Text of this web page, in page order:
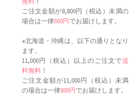
ご注文金額が8,800円（税込）未満の
場合は一律600円でお届けします。
※北海道・沖縄は、以下の通りとなり
ます。
11,000円（税込）以上のご注文で送
料無料 ！
ご注文金額が11,000円（税込）未満
の場合は一律800円でお届けします。